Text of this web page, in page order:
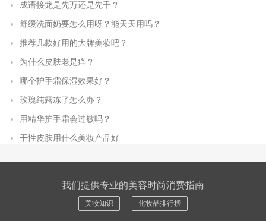
成语接龙是先万还是先千？
舒缓洗面奶要怎么用呀？能天天用吗？
推荐几款好用的大牌美妆吧？
为什么皮肤老是痒？
哪个护手霜保湿效果好？
玫瑰纯露冻了怎么办？
用精华护手霜会过敏吗？
干性皮肤用什么美妆产品好
我们提供专业的美容时尚消费指南
美妆知识 化妆品排行榜